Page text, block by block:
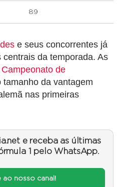
89
e seus concorrentes já
da temporada. As
de
tamanho da vantagem
nas primeiras
e receba as últimas
1 pelo WhatsApp.
ao nosso canal!